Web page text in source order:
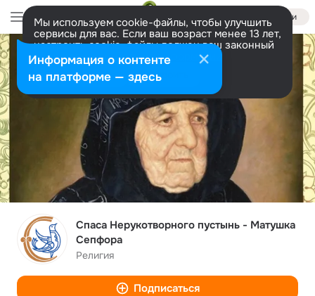
Войти
Мы используем cookie-файлы, чтобы улучшить
сервисы для вас. Если ваш возраст менее 13 лет,
настроить cookie-файлы должен ваш законный
представитель. Больше информации
Разрешить все Настроить
Спаса Нерукотворного пустынь - Матушка
Сепфора
Религия
Подписаться
Информация о контенте
на платформе — здесь